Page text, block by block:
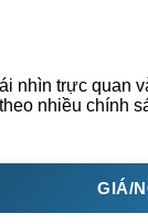
nhìn trực quan
nhiều chính
GIÁ/